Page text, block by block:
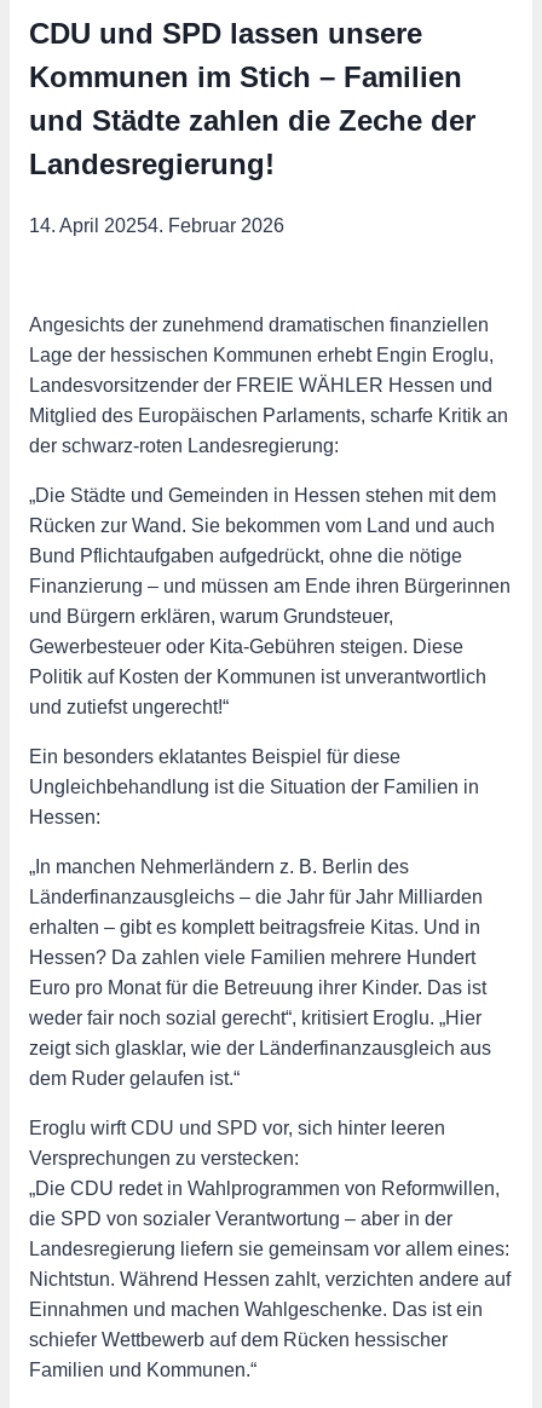
CDU und SPD lassen unsere
Kommunen im Stich – Familien
und Städte zahlen die Zeche der
Landesregierung!
14. April 20254. Februar 2026
Angesichts der zunehmend dramatischen finanziellen
Lage der hessischen Kommunen erhebt Engin Eroglu,
Landesvorsitzender der FREIE WÄHLER Hessen und
Mitglied des Europäischen Parlaments, scharfe Kritik an
der schwarz-roten Landesregierung:
„Die Städte und Gemeinden in Hessen stehen mit dem
Rücken zur Wand. Sie bekommen vom Land und auch
Bund Pflichtaufgaben aufgedrückt, ohne die nötige
Finanzierung – und müssen am Ende ihren Bürgerinnen
und Bürgern erklären, warum Grundsteuer,
Gewerbesteuer oder Kita-Gebühren steigen. Diese
Politik auf Kosten der Kommunen ist unverantwortlich
und zutiefst ungerecht!“
Ein besonders eklatantes Beispiel für diese
Ungleichbehandlung ist die Situation der Familien in
Hessen:
„In manchen Nehmerländern z. B. Berlin des
Länderfinanzausgleichs – die Jahr für Jahr Milliarden
erhalten – gibt es komplett beitragsfreie Kitas. Und in
Hessen? Da zahlen viele Familien mehrere Hundert
Euro pro Monat für die Betreuung ihrer Kinder. Das ist
weder fair noch sozial gerecht“, kritisiert Eroglu. „Hier
zeigt sich glasklar, wie der Länderfinanzausgleich aus
dem Ruder gelaufen ist.“
Eroglu wirft CDU und SPD vor, sich hinter leeren
Versprechungen zu verstecken:
„Die CDU redet in Wahlprogrammen von Reformwillen,
die SPD von sozialer Verantwortung – aber in der
Landesregierung liefern sie gemeinsam vor allem eines:
Nichtstun. Während Hessen zahlt, verzichten andere auf
Einnahmen und machen Wahlgeschenke. Das ist ein
schiefer Wettbewerb auf dem Rücken hessischer
Familien und Kommunen.“